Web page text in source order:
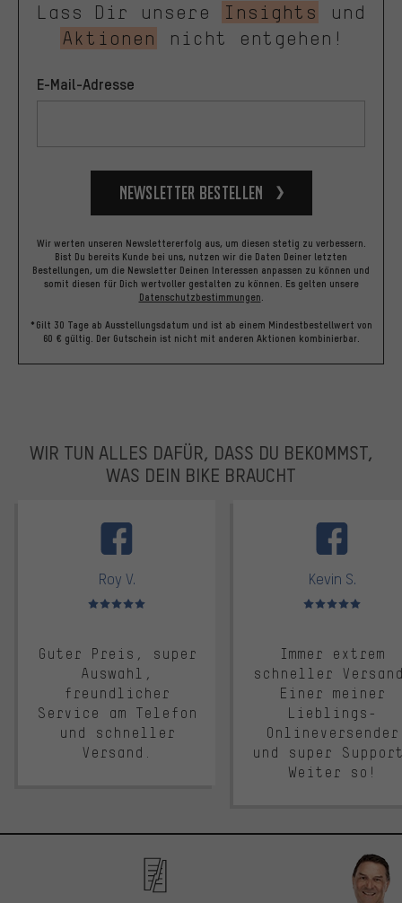
Lass Dir unsere
Insights
und
Aktionen
nicht entgehen!
E-Mail-Adresse
Newsletter bestellen
Wir werten unseren Newslettererfolg aus, um diesen stetig zu verbessern.
Bist Du bereits Kunde bei uns, nutzen wir die Daten Deiner letzten
Bestellungen, um die Newsletter Deinen Interessen anpassen zu können und
somit diesen für Dich wertvoller gestalten zu können. Es gelten unsere
Datenschutzbestimmungen.
*Gilt 30 Tage ab Ausstellungsdatum und ist ab einem Mindestbestellwert von
60 € gültig. Der Gutschein ist nicht mit anderen Aktionen kombinierbar.
WIR TUN ALLES DAFÜR, DASS DU BEKOMMST,
WAS DEIN BIKE BRAUCHT
Roy V.
Bewertungen: 5 von 5
Guter Preis, super
Auswahl,
freundlicher
Service am Telefon
und schneller
Versand.
Kevin S.
Bewertungen: 5 von 5
Immer extrem
schneller
Einer meiner
Lieblings-
Onlineversender
und super
Weiter so!